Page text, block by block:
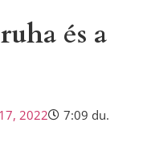
és a
2022 7:09 du.